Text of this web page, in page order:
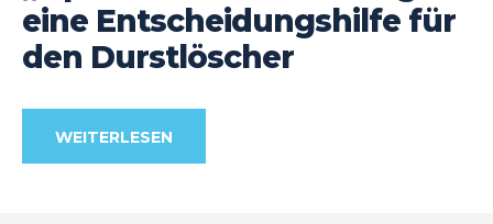
eine Entscheidungshilfe für
den Durstlöscher
WEITERLESEN